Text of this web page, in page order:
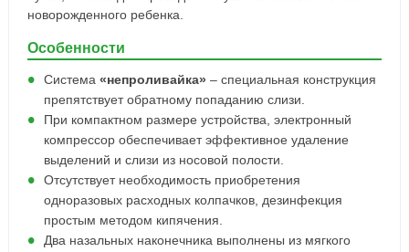
новорожденного ребенка.
Особенности
Система «непроливайка» – специальная конструкция
препятствует обратному попаданию слизи.
При компактном размере устройства, электронный
компрессор обеспечивает эффективное удаление
выделений и слизи из носовой полости.
Отсутствует необходимость приобретения
одноразовых расходных колпачков, дезинфекция
простым методом кипячения.
Два назальных наконечника выполнены из мягкого